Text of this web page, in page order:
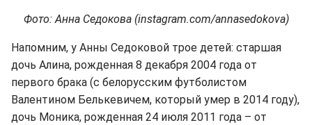
Фото: Анна Седокова (instagram.com/annasedokova)
Напомним, у Анны Седоковой трое детей: старшая
дочь Алина, рожденная 8 декабря 2004 года от
первого брака (с белорусским футболистом
Валентином Белькевичем, который умер в 2014 году),
дочь Моника, рожденная 24 июля 2011 года – от